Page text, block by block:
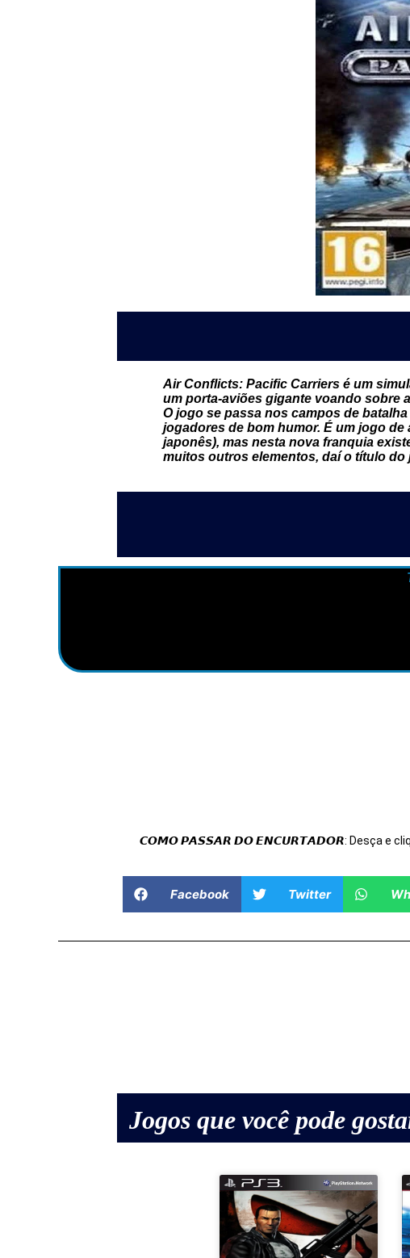
Air Conflicts: Pacific Carriers é um
um porta-aviões gigante voando sobre
O jogo se passa nos campos de
jogadores de bom humor. É um jogo
japonês), mas nesta nova franquia
muitos outros elementos, daí o título
𝘾𝙊𝙈𝙊 𝙋𝘼𝙎𝙎𝘼𝙍 𝘿𝙊 𝙀𝙉𝘾𝙐𝙍𝙏𝘼𝘿𝙊𝙍: Desça e
Facebook Twitter
Jogos que você pode